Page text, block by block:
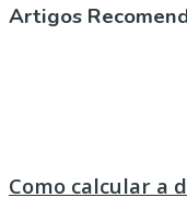
Artigos
Como calcular a